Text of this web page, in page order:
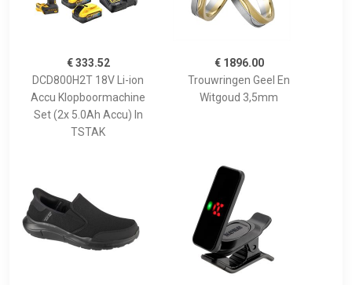
€ 333.52
DCD800H2T 18V Li-ion
Accu Klopboormachine
Set (2x 5.0Ah Accu) In
TSTAK
€ 1896.00
Trouwringen Geel En
Witgoud 3,5mm